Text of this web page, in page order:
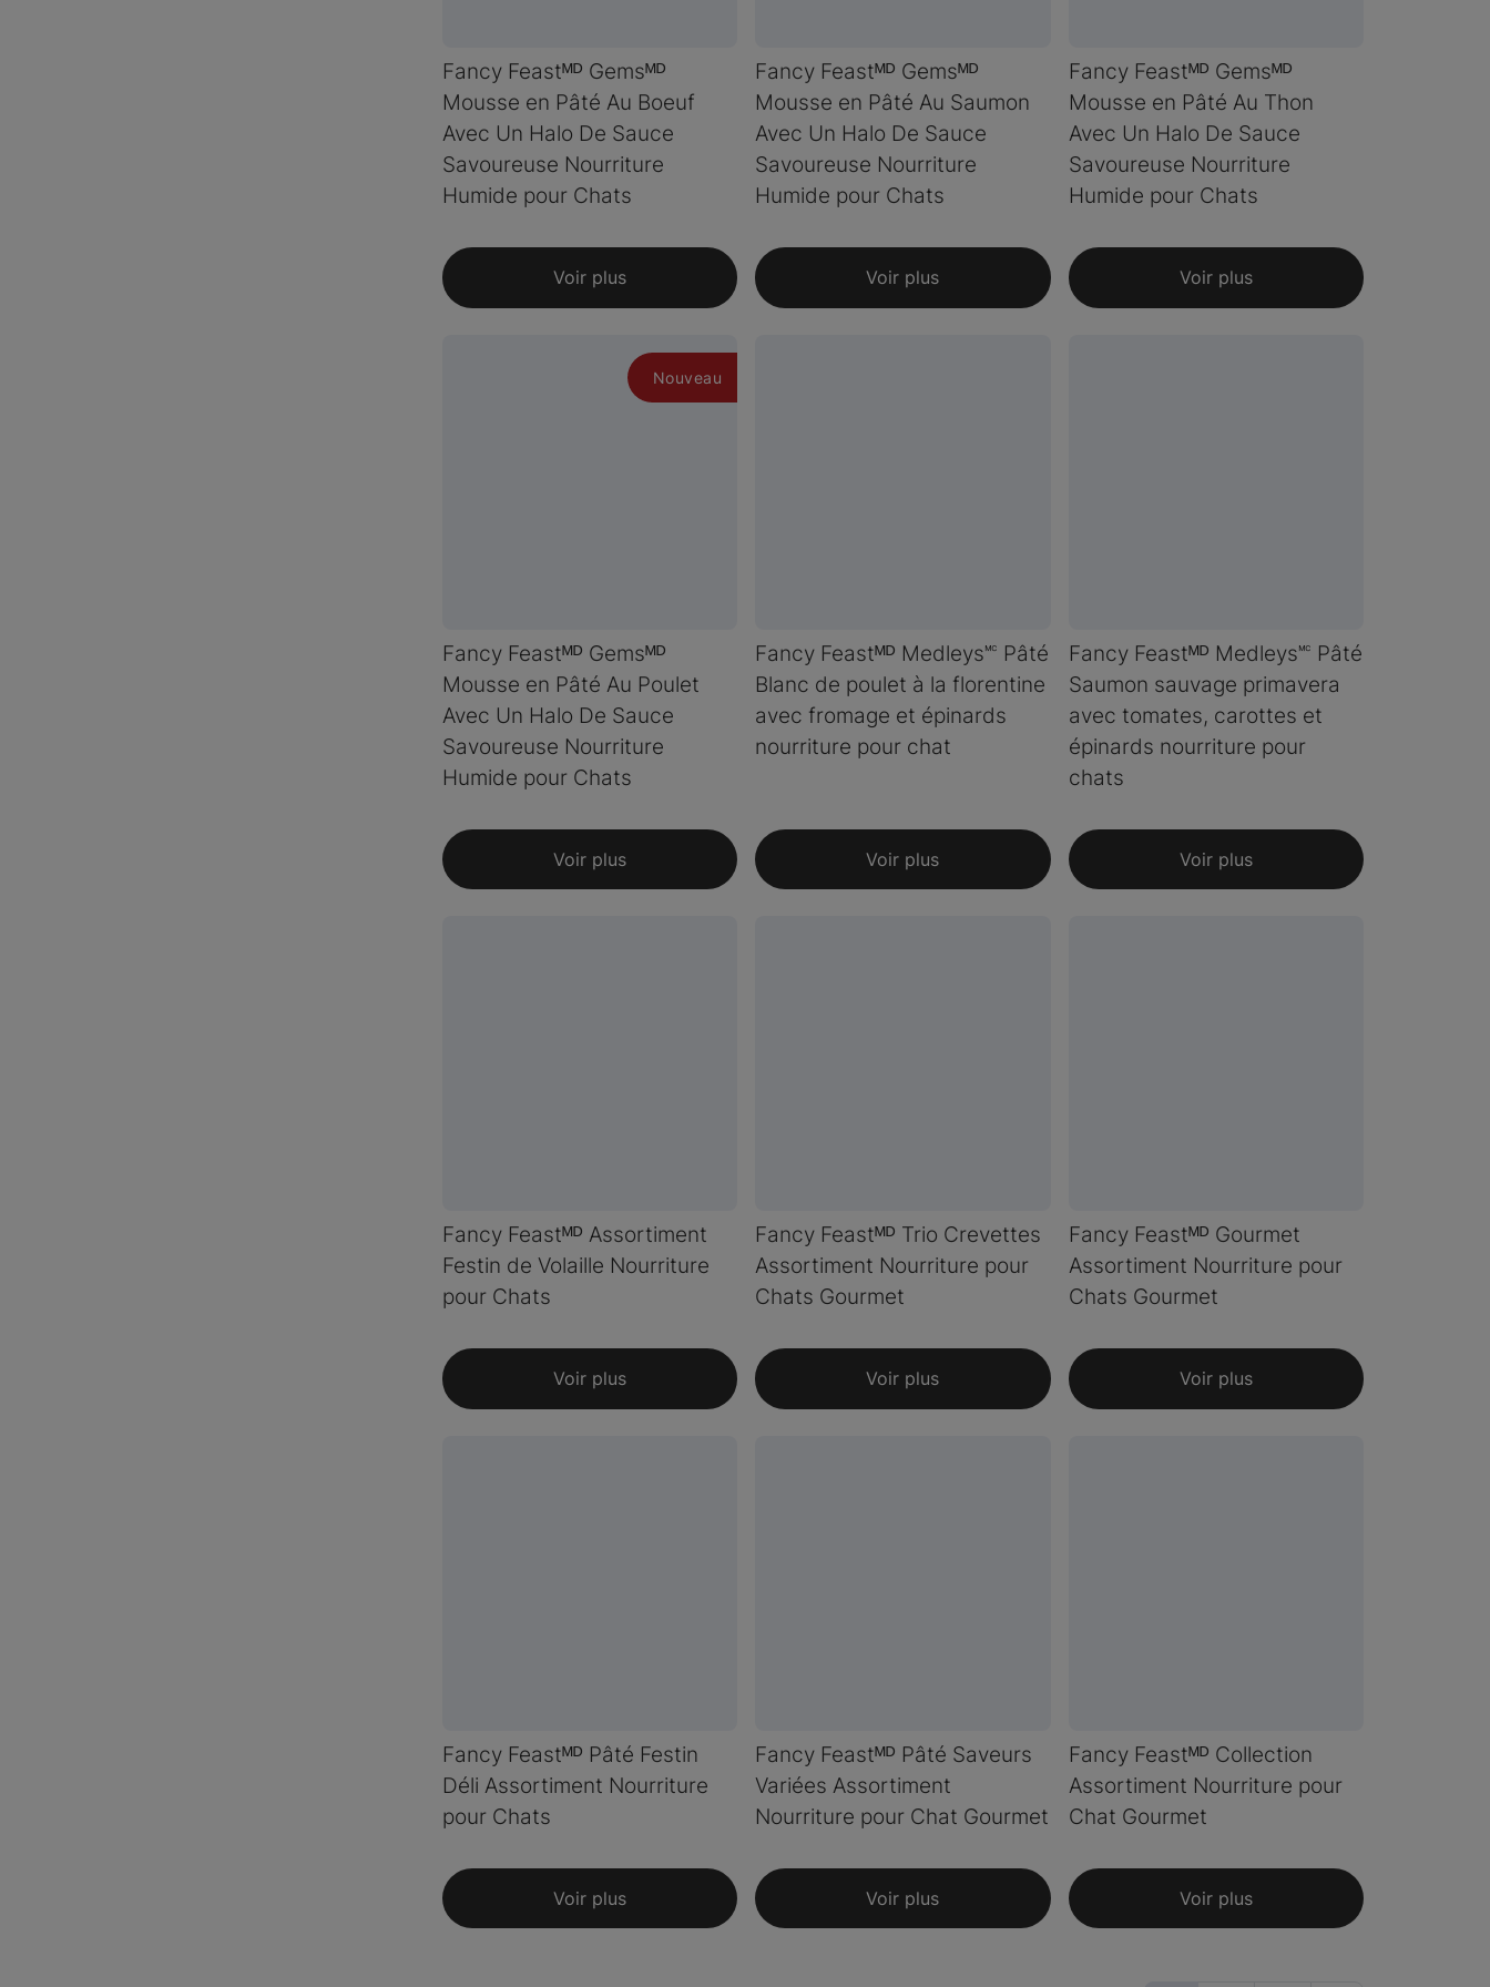
Fancy Feastᴹᴰ Gemsᴹᴰ
Mousse en Pâté Au Boeuf
Avec Un Halo De Sauce
Savoureuse Nourriture
Humide pour Chats
Voir plus
Fancy Feastᴹᴰ Gemsᴹᴰ
Mousse en Pâté Au Saumon
Avec Un Halo De Sauce
Savoureuse Nourriture
Humide pour Chats
Voir plus
Fancy Feastᴹᴰ Gemsᴹᴰ
Mousse en Pâté Au Thon
Avec Un Halo De Sauce
Savoureuse Nourriture
Humide pour Chats
Voir plus
Nouveau
Fancy Feastᴹᴰ Gemsᴹᴰ
Mousse en Pâté Au Poulet
Avec Un Halo De Sauce
Savoureuse Nourriture
Humide pour Chats
Voir plus
Fancy Feastᴹᴰ Medleys🅪 Pâté
Blanc de poulet à la florentine
avec fromage et épinards
nourriture pour chat
Voir plus
Fancy Feastᴹᴰ Medleys🅪 Pâté
Saumon sauvage primavera
avec tomates, carottes et
épinards nourriture pour
chats
Voir plus
Fancy Feastᴹᴰ Assortiment
Festin de Volaille Nourriture
pour Chats
Voir plus
Fancy Feastᴹᴰ Trio Crevettes
Assortiment Nourriture pour
Chats Gourmet
Voir plus
Fancy Feastᴹᴰ Gourmet
Assortiment Nourriture pour
Chats Gourmet
Voir plus
Fancy Feastᴹᴰ Pâté Festin
Déli Assortiment Nourriture
pour Chats
Voir plus
Fancy Feastᴹᴰ Pâté Saveurs
Variées Assortiment
Nourriture pour Chat Gourmet
Voir plus
Fancy Feastᴹᴰ Collection
Assortiment Nourriture pour
Chat Gourmet
Voir plus